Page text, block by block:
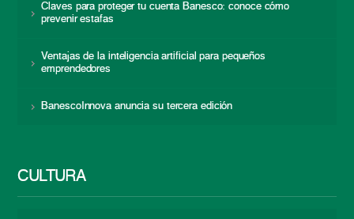
Claves para proteger tu cuenta Banesco: conoce cómo
prevenir estafas
Ventajas de la inteligencia artificial para pequeños
emprendedores
BanescoInnova anuncia su tercera edición
CULTURA